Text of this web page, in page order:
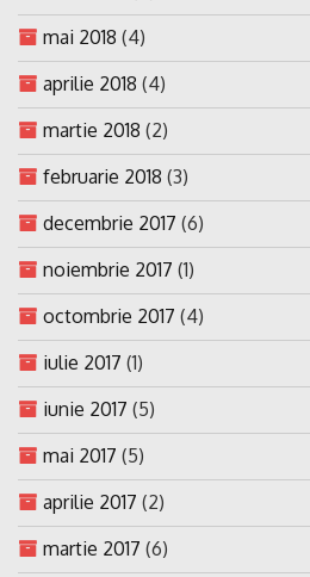
mai 2018 (4)
aprilie 2018 (4)
martie 2018 (2)
februarie 2018 (3)
decembrie 2017 (6)
noiembrie 2017 (1)
octombrie 2017 (4)
iulie 2017 (1)
iunie 2017 (5)
mai 2017 (5)
aprilie 2017 (2)
martie 2017 (6)